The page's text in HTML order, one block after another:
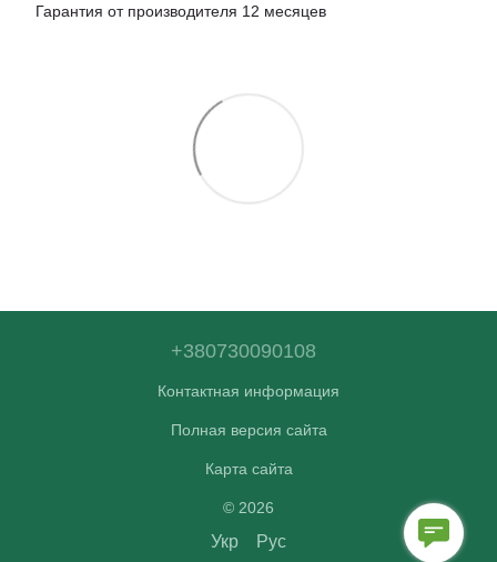
Гарантия от производителя 12 месяцев
+380730090108
Контактная информация
Полная версия сайта
Карта сайта
© 2026
Укр Рус